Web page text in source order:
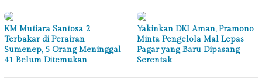
KM Mutiara Santosa 2
Terbakar di Perairan
Sumenep, 5 Orang Meninggal
41 Belum Ditemukan
Yakinkan DKI Aman, Pramono
Minta Pengelola Mal Lepas
Pagar yang Baru Dipasang
Serentak